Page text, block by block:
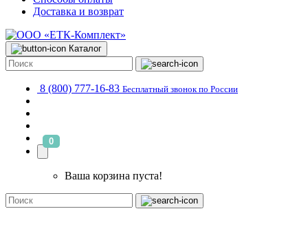
Доставка и возврат
Каталог
8 (800) 777-16-83 Бесплатный звонок по России
0
Ваша корзина пуста!